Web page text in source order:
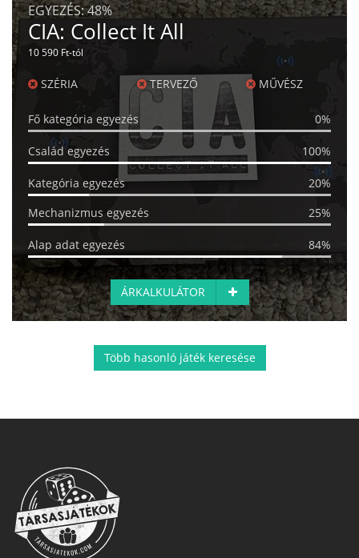
EGYEZÉS:48%
CIA: Collect It All
10 590 Ft-tól
SZÉRIA TERVEZŐ MŰVÉSZ
Fő kategória egyezés 0%
Család egyezés 100%
Kategória egyezés
20%
Mechanizmus egyezés
25%
Alap adat egyezés 84%
ÁRKALKULÁTOR
Több hasonló játék keresése